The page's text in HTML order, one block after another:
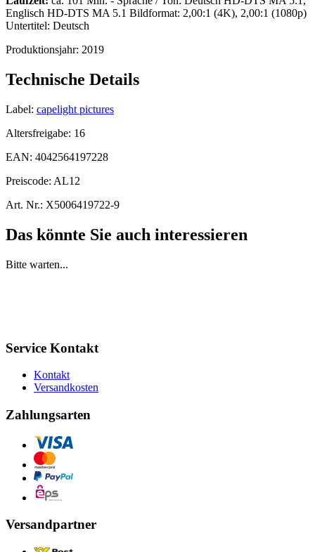
Englisch HD-DTS MA 5.1 Bildformat: 2,00:1 (4K), 2,00:1 (1080p)
Untertitel: Deutsch
Produktionsjahr: 2019
Technische Details
Label: capelight pictures
Altersfreigabe: 16
EAN: 4042564197228
Preiscode: AL12
Art. Nr.: X5006419722-9
Das könnte Sie auch interessieren
Bitte warten...
Service Kontakt
Kontakt
Versandkosten
Zahlungsarten
Versandpartner